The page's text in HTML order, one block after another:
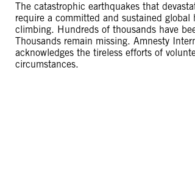
The catastrophic earthquakes that
require a committed and sustained
climbing. Hundreds of thousands have
Thousands remain missing. Amnesty
acknowledges the tireless efforts of
circumstances.